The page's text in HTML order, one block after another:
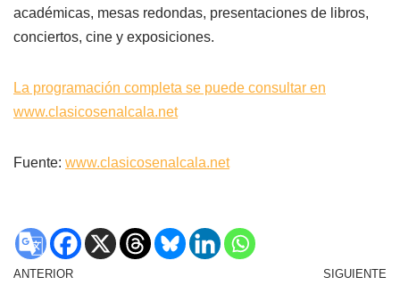
académicas, mesas redondas, presentaciones de libros,
conciertos, cine y exposiciones.
La programación completa se puede consultar en
www.clasicosenalcala.net
Fuente: www.clasicosenalcala.net
ANTERIOR SIGUIENTE